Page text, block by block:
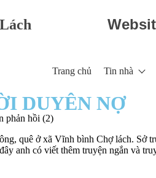
Trang chủ Tin nhà
DUYÊN NỢ
phản hồi (2)
quê ở xã Vĩnh bình Chợ lách. Sở
anh có viết thêm truyện ngắn và